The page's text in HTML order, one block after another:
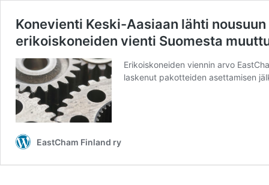
Konevienti Keski-Aasiaan lähti
erikoiskoneiden vienti Suomesta
Erikoiskoneiden viennin arvo
laskenut pakotteiden asettamisen
EastCham Finland ry